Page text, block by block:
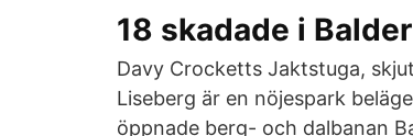
18 skadade i
Davy Crocketts Jaktstuga,
Liseberg är en nöjespark
öppnade berg- och dalbanan